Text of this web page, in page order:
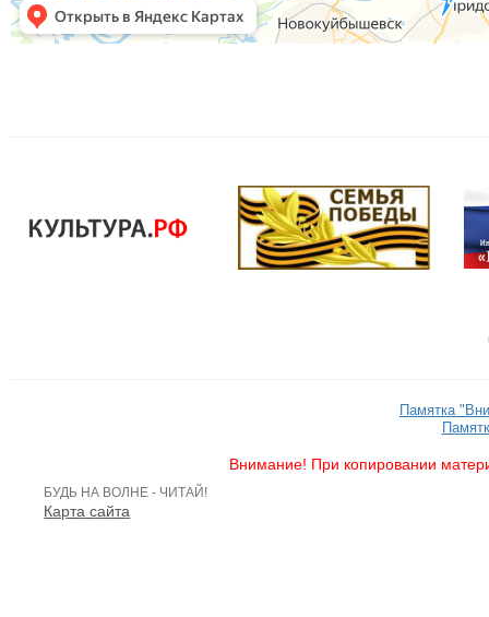
Памятка
Внимание! При копировании
БУДЬ НА ВОЛНЕ - ЧИТАЙ!
Карта сайта